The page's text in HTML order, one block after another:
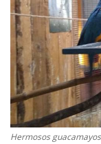
Política
Espectáculos
Hermosos